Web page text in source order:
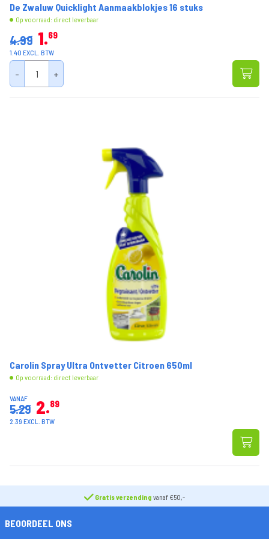
De Zwaluw Quicklight Aanmaakblokjes 16 stuks
Op voorraad: direct leverbaar
4.99 1 69
1.40 EXCL. BTW
- +
Carolin Spray Ultra Ontvetter Citroen 650ml
Op voorraad: direct leverbaar
VANAF
5.29 2 89
2.39 EXCL. BTW
Gratis verzending vanaf €50,-
BEOORDEEL ONS